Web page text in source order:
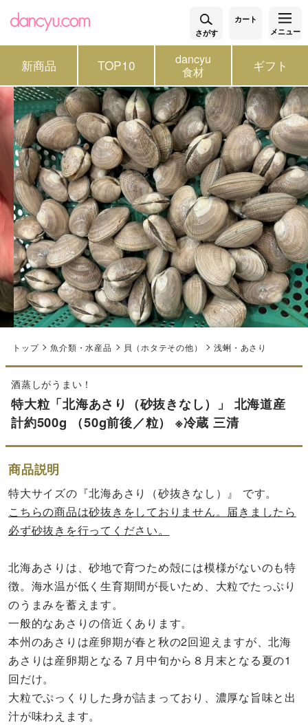
さがす
カート
メニュー
新商品 TOP10 dancyu
食材 ギフト
トップ 魚介類・水産品 貝（ホタテその他） 浅蜊・あさり
酒蒸しがうまい！
特大粒「北海あさり（砂抜きなし）」 北海道産
計約500g （50g前後／粒） ※冷蔵 三清
商品説明
特大サイズの『北海あさり（砂抜きなし）』 です。
こちらの商品は砂抜きをしておりません。届きましたら
必ず砂抜きを行ってください。
北海あさりは、砂地で育つため殻には模様がないのも特
徴。海水温が低く生育期間が長いため、大粒でたっぷり
のうまみを蓄えます。
一般的なあさりの倍近くあります。
本州のあさりは産卵期が春と秋の2回迎えますが、北海
あさりは産卵期となる７月中旬から８月末となる夏の1
回だけ。
大粒でぷっくりした身が詰まっており、濃厚な旨味と出
汁が味わえます。